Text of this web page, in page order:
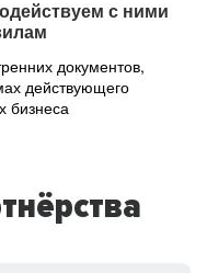
с ними
документов,
действующего
бизнеса